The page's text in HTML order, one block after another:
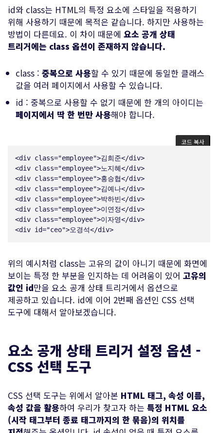
id와 class는 HTML의 특정 요소에 스타일을 적용하기
위해 사용하기 때문에 목적은 같습니다. 하지만 사용하는
방법이 다른데요. 이 차이 때문에 요소 공개 상태
트리거에는 class 옵션이 존재하지 않습니다.
class : 중복으로 사용할 수 있기 때문에 동일한 클래스
값을 여러 페이지에서 사용할 수 있습니다.
id : 중복으로 사용할 수 없기 때문에 한 개의 아이디는
페이지에서 딱 한 번만 사용해야 합니다.
코드 복사
<div class="employee">김희준</div>
<div class="employee">노지혜</div>
<div class="employee">홍승협</div>
<div class="employee">김예나</div>
<div class="employee">박하빈</div>
<div class="employee">이연정</div>
<div class="employee">이자영</div>
<div id="ceo">오경석</div>
위의 예시처럼 class는 고유의 값이 아니기 때문에 화면에
보이는 특정 한 부분을 인지하는 데 어려움이 있어 고유의
값인 id만을 요소 공개 상태 트리거에서 옵션으로
제공하고 있습니다. id에 이어 2번째 옵션인 CSS 선택
도구에 대해서 알아보겠습니다.
요소 공개 상태 트리거 설정 옵션 -
CSS 선택 도구
CSS 선택 도구는 위에서 알아본 HTML 태그, 속성 이름,
속성 값을 활용하여 우리가 찾고자 하는 특정 HTML 요소
(시작 태그부터 종료 태그까지의 한 묶음)의 위치를